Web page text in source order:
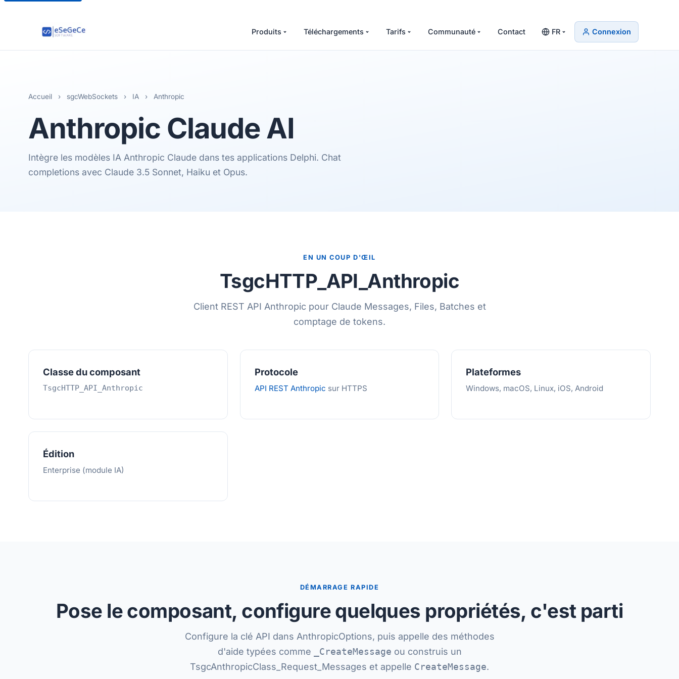
Produits Téléchargements Tarifs Communauté Contact FR Connexion
Accueil › sgcWebSockets › IA › Anthropic
Anthropic Claude AI
Intègre les modèles IA Anthropic Claude dans tes applications Delphi. Chat
completions avec Claude 3.5 Sonnet, Haiku et Opus.
EN UN COUP D'ŒIL
TsgcHTTP_API_Anthropic
Client REST API Anthropic pour Claude Messages, Files, Batches et
comptage de tokens.
Classe du composant
TsgcHTTP_API_Anthropic
Protocole
API REST Anthropic sur HTTPS
Plateformes
Windows, macOS, Linux, iOS, Android
Édition
Enterprise (module IA)
DÉMARRAGE RAPIDE
Pose le composant, configure quelques propriétés, c'est parti
Configure la clé API dans AnthropicOptions, puis appelle des méthodes
d'aide typées comme
_CreateMessage ou construis un
TsgcAnthropicClass_Request_Messages et appelle CreateMessage.